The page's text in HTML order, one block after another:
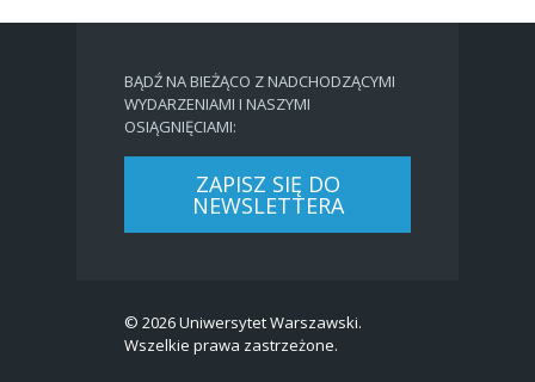
BĄDŹ NA BIEŻĄCO Z NADCHODZĄCYMI
WYDARZENIAMI I NASZYMI
OSIĄGNIĘCIAMI:
ZAPISZ SIĘ DO
NEWSLETTERA
© 2026 Uniwersytet Warszawski.
Wszelkie prawa zastrzeżone.